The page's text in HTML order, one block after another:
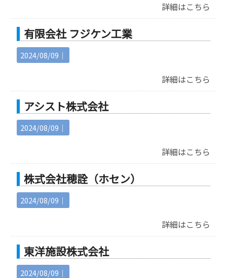
詳細はこちら
有限会社 フジケン工業
2024/08/09｜
詳細はこちら
アシスト株式会社
2024/08/09｜
詳細はこちら
株式会社穂詮（ホセン）
2024/08/09｜
詳細はこちら
東洋施設株式会社
2024/08/09｜